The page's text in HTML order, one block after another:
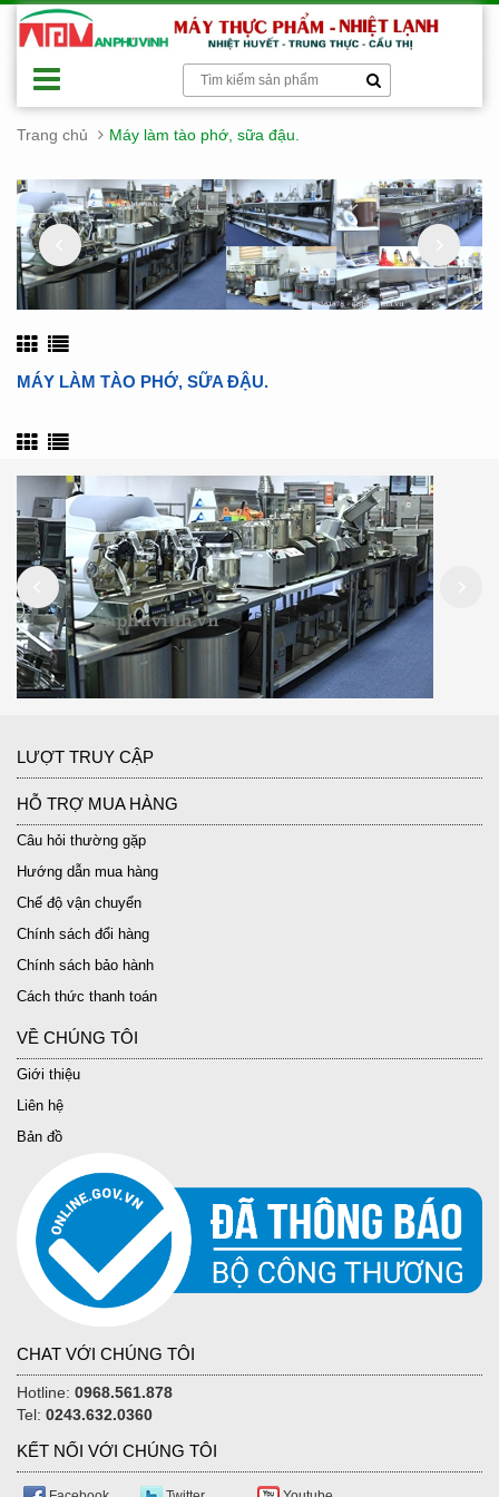
Trang chủ Máy làm tào phớ, sữa đậu.
MÁY LÀM TÀO PHỚ, SỮA ĐẬU.
LƯỢT TRUY CẬP
HỖ TRỢ MUA HÀNG
Câu hỏi thường gặp
Hướng dẫn mua hàng
Chế độ vận chuyển
Chính sách đổi hàng
Chính sách bảo hành
Cách thức thanh toán
VỀ CHÚNG TÔI
Giới thiệu
Liên hệ
Bản đồ
CHAT VỚI CHÚNG TÔI
Hotline: 0968.561.878
Tel: 0243.632.0360
KẾT NỐI VỚI CHÚNG TÔI